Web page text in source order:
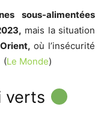
sous-alimentées
mais la situation
où l’insécurité
(Le Monde)
verts